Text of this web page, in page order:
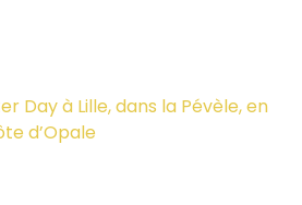
Day à Lille, dans la Pévèle, en
d’Opale